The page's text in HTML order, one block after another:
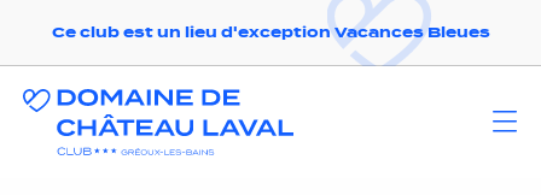
Ce club est un lieu d'exception Vacances Bleues